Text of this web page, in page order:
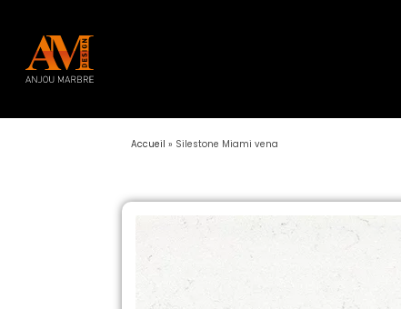
Accueil » Silestone Miami vena